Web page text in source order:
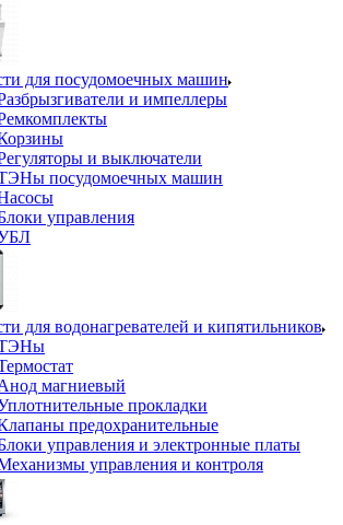
для посудомоечных машин
и импеллеры
и выключатели
посудомоечных машин
управления
для водонагревателей и кипятильников
магниевый
прокладки
предохранительные
управления и электронные платы
управления и контроля